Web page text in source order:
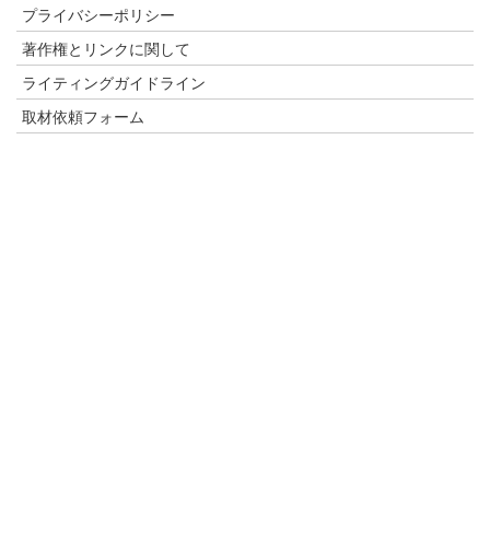
プライバシーポリシー
著作権とリンクに関して
ライティングガイドライン
取材依頼フォーム